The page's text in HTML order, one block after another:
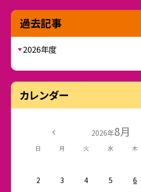
過去記事
2026年度
カレンダー
2026年8月
日 月 火 水 木
2
3 4 5 6